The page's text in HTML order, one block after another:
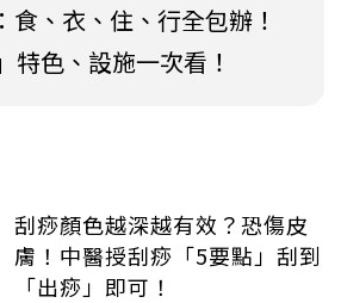
食、衣、住、行全包辦！
特色、設施一次看！
刮痧顏色越深越有效？恐傷皮
膚！中醫授刮痧「5要點」刮到
「出痧」即可！